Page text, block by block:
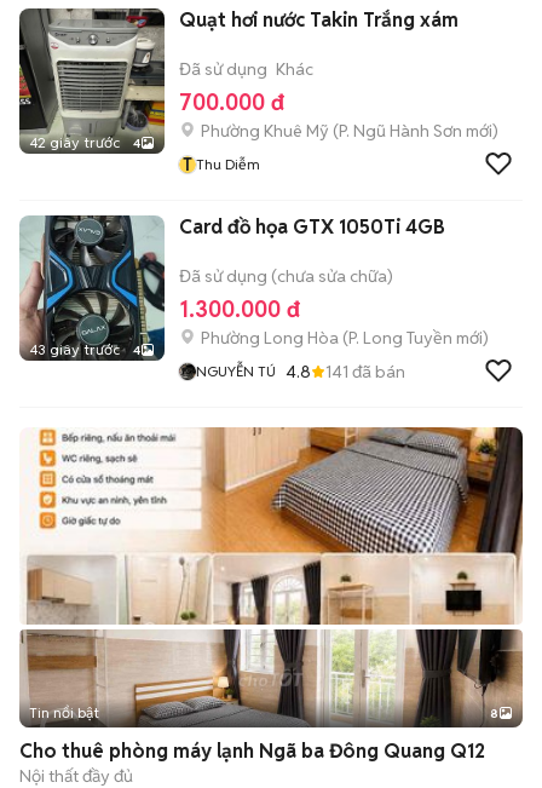
42 giây trước 4
Quạt hơi nước Takin Trắng xám
Đã sử dụng Khác
700.000 đ
Phường Khuê Mỹ (P. Ngũ Hành Sơn mới)
T Thu Diễm
43 giây trước 4
Card đồ họa GTX 1050Ti 4GB
Đã sử dụng (chưa sửa chữa)
1.300.000 đ
Phường Long Hòa (P. Long Tuyền mới)
NGUYỄN TÚ 4.8 141 đã bán
+2
Tin nổi bật 8
Cho thuê phòng máy lạnh Ngã ba Đông Quang Q12
Nội thất đầy đủ